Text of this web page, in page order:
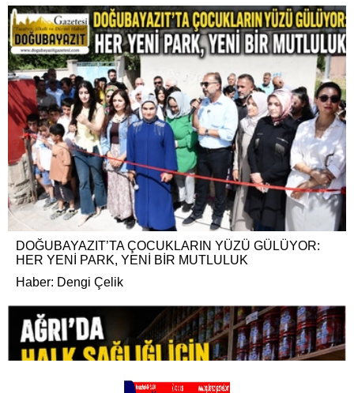
DOĞUBAYAZIT’TA ÇOCUKLARIN YÜZÜ GÜLÜYOR:
HER YENİ PARK, YENİ BİR MUTLULUK
Haber: Dengi Çelik